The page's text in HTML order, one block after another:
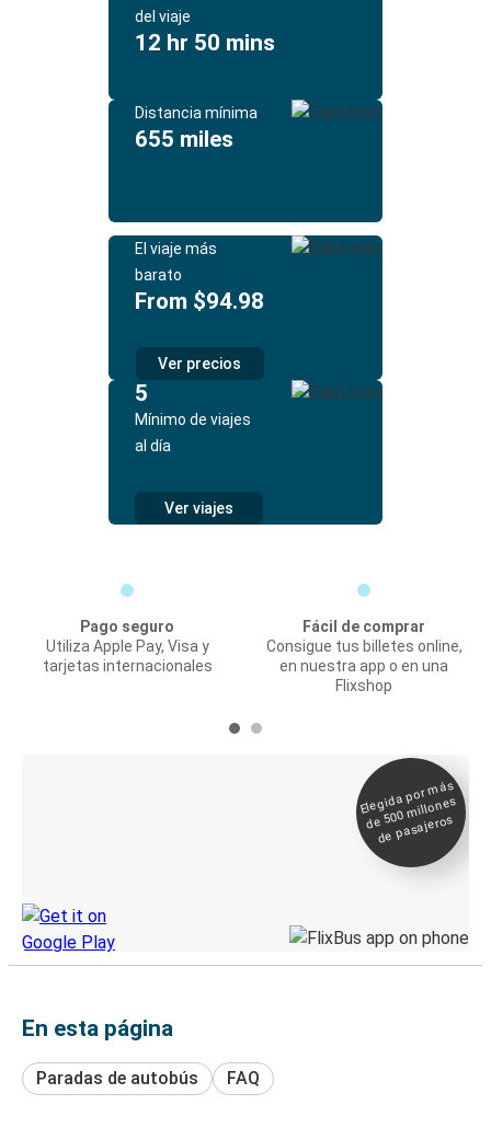
del viaje
12 hr 50 mins
Distancia mínima
655 miles
El viaje más
barato
From $94.98
Ver precios
5
Mínimo de viajes
al día
Ver viajes
Pago seguro
Utiliza Apple Pay, Visa y
tarjetas internacionales
Fácil de comprar
Consigue tus billetes online,
en nuestra app o en una
Flixshop
Elegida por
más
de 500
millones
de pasajeros
En esta página
Paradas de autobús FAQ